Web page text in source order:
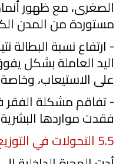
الصغرى، مع ظهور
مستوردة من المدن
- ارتفاع نسبة البطالة
اليد العاملة بشكل
على الاستيعاب،
- تفاقم مشكلة الفقر
فقدت مواردها
5.5 التحولات في